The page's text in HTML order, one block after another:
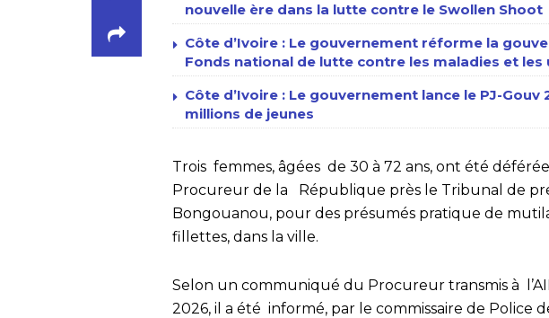
nouvelle ère dans la lutte contre le Swollen Shoot
Côte d’Ivoire : Le gouvernement réforme la
Fonds national de lutte contre les maladies et les
Côte d’Ivoire : Le gouvernement lance le PJ-
millions de jeunes
Trois femmes, âgées de 30 à 72 ans, ont été
Procureur de la République près le Tribunal de
Bongouanou, pour des présumés pratique de
fillettes, dans la ville.
Selon un communiqué du Procureur transmis à
2026, il a été informé, par le commissaire de Police